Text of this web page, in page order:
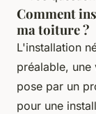
Comment
ma toiture ?
L'installation
préalable,
pose par un
pour une